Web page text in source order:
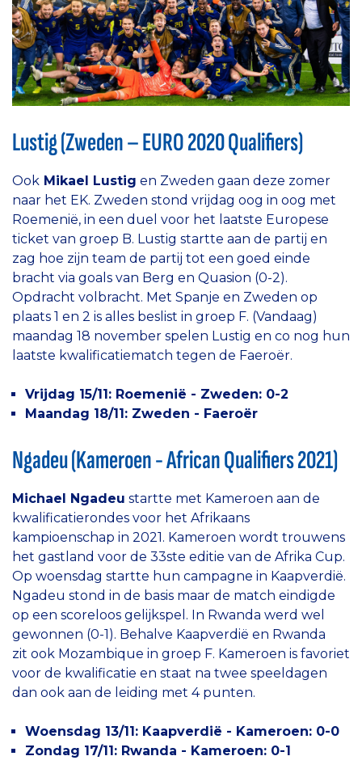
Lustig (Zweden – EURO 2020 Qualifiers)
Ook Mikael Lustig en Zweden gaan deze zomer
naar het EK. Zweden stond vrijdag oog in oog met
Roemenië, in een duel voor het laatste Europese
ticket van groep B. Lustig startte aan de partij en
zag hoe zijn team de partij tot een goed einde
bracht via goals van Berg en Quasion (0-2).
Opdracht volbracht. Met Spanje en Zweden op
plaats 1 en 2 is alles beslist in groep F. (Vandaag)
maandag 18 november spelen Lustig en co nog hun
laatste kwalificatiematch tegen de Faeroër.
Vrijdag 15/11: Roemenië - Zweden: 0-2
Maandag 18/11: Zweden - Faeroër
Ngadeu (Kameroen - African Qualifiers 2021)
Michael Ngadeu startte met Kameroen aan de
kwalificatierondes voor het Afrikaans
kampioenschap in 2021. Kameroen wordt trouwens
het gastland voor de 33ste editie van de Afrika Cup.
Op woensdag startte hun campagne in Kaapverdië.
Ngadeu stond in de basis maar de match eindigde
op een scoreloos gelijkspel. In Rwanda werd wel
gewonnen (0-1). Behalve Kaapverdië en Rwanda
zit ook Mozambique in groep F. Kameroen is favoriet
voor de kwalificatie en staat na twee speeldagen
dan ook aan de leiding met 4 punten.
Woensdag 13/11: Kaapverdië - Kameroen: 0-0
Zondag 17/11: Rwanda - Kameroen: 0-1